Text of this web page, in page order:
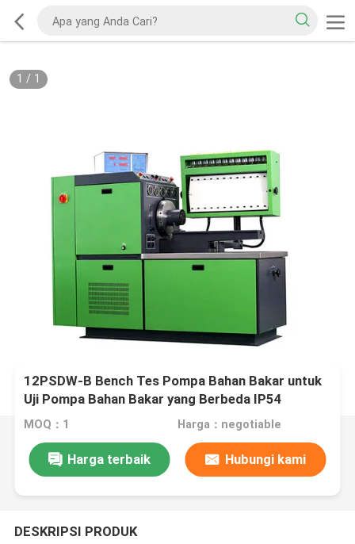
1 / 1
12PSDW-B Bench Tes Pompa Bahan Bakar untuk
Uji Pompa Bahan Bakar yang Berbeda IP54
MOQ：1 Harga：negotiable
Harga terbaik Hubungi kami
DESKRIPSI PRODUK